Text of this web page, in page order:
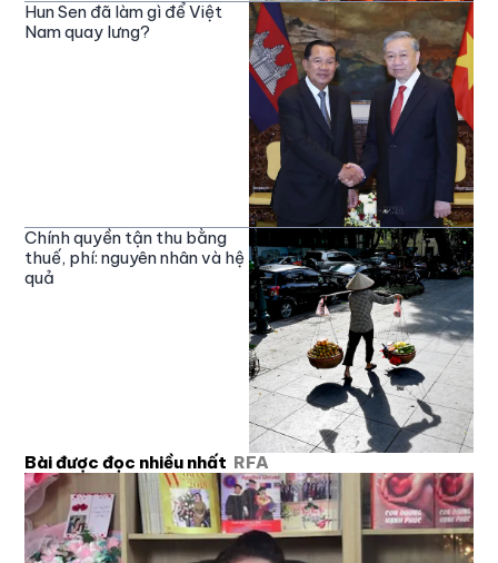
Hun Sen đã làm gì để Việt
Nam quay lưng?
Chính quyền tận thu bằng
thuế, phí: nguyên nhân và hệ
quả
Bài được đọc nhiều nhất RFA